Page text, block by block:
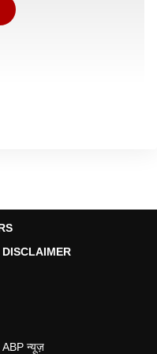
के जंगलों का है, जहां
DISCLAIMER
ABP न्यूज़